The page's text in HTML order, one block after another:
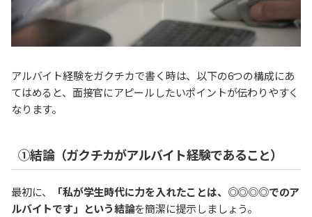
アルバイト経験をガクチカで書く時は、以下の6つの構成にあ
てはめると、面接官にアピールしたいポイントが伝わりやすく
なります。
①結論（ガクチカがアルバイト経験であること）
最初に、
「私が学生時代に力を入れたことは、◎◎◎◎でのア
ルバイトです」という結論を簡潔に提示しましょう。